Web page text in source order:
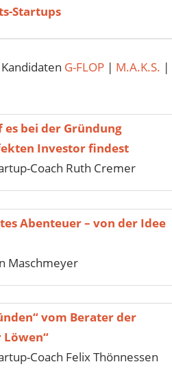
Startups
G-FLOP| M.A.K.S. |
es bei der Gründung
Investor findest
Coach Ruth Cremer
Abenteuer – von der Idee
Maschmeyer
vom Berater der
Löwen“
Coach Felix Thönnessen